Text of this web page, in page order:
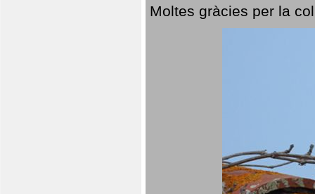
Moltes gràcies per la